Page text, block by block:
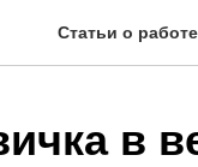
Статьи о
в